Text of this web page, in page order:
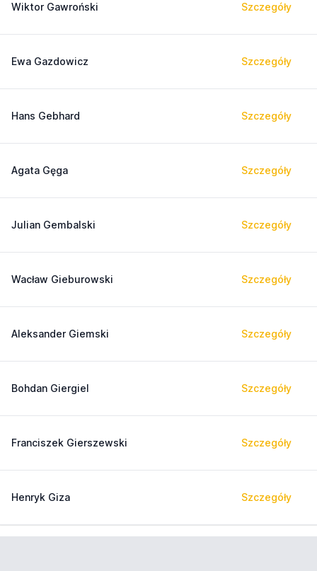
Wiktor Gawroński Szczegóły
Ewa Gazdowicz Szczegóły
Hans Gebhard Szczegóły
Agata Gęga Szczegóły
Julian Gembalski Szczegóły
Wacław Gieburowski Szczegóły
Aleksander Giemski Szczegóły
Bohdan Giergiel Szczegóły
Franciszek Gierszewski Szczegóły
Henryk Giza Szczegóły